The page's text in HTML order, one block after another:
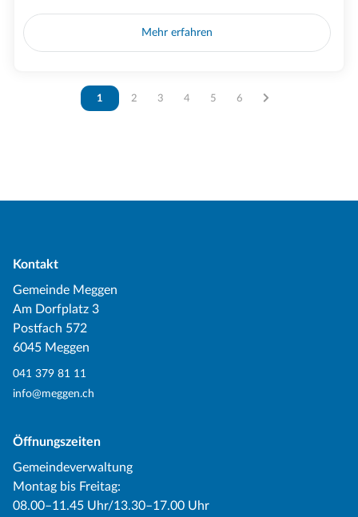
Mehr erfahren
Vous êtes sur la page
1 Vous êtes sur la page
2 Vous êtes sur la page
3 Vous êtes sur la page
4 Vous êtes sur la page
5 Vous êtes sur la page
6
Kontakt
Gemeinde Meggen
Am Dorfplatz 3
Postfach 572
6045 Meggen
041 379 81 11
info@meggen.ch
Öffnungszeiten
Gemeindeverwaltung
Montag bis Freitag:
08.00–11.45 Uhr/13.30–17.00 Uhr